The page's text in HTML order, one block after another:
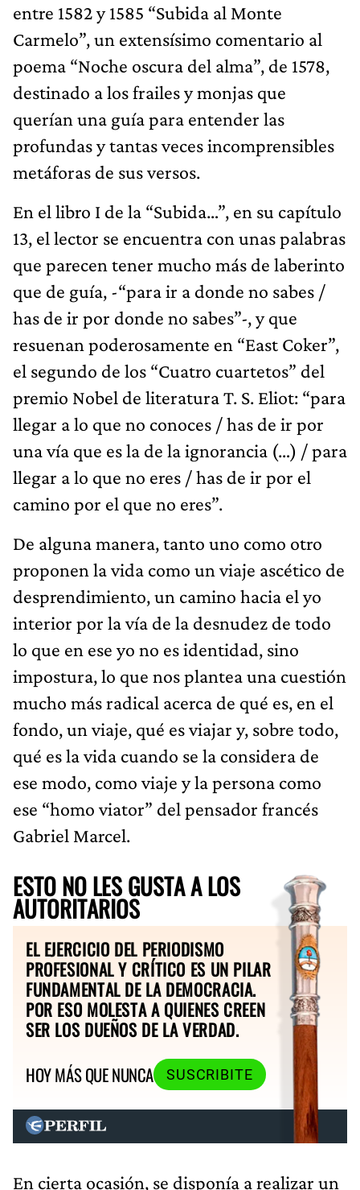
entre 1582 y 1585 “Subida al Monte
Carmelo”, un extensísimo comentario al
poema “Noche oscura del alma”, de 1578,
destinado a los frailes y monjas que
querían una guía para entender las
profundas y tantas veces incomprensibles
metáforas de sus versos.
En el libro I de la “Subida…”, en su capítulo
13, el lector se encuentra con unas palabras
que parecen tener mucho más de laberinto
que de guía, -“para ir a donde no sabes /
has de ir por donde no sabes”-, y que
resuenan poderosamente en “East Coker”,
el segundo de los “Cuatro cuartetos” del
premio Nobel de literatura T. S. Eliot: “para
llegar a lo que no conoces / has de ir por
una vía que es la de la ignorancia (…) / para
llegar a lo que no eres / has de ir por el
camino por el que no eres”.
De alguna manera, tanto uno como otro
proponen la vida como un viaje ascético de
desprendimiento, un camino hacia el yo
interior por la vía de la desnudez de todo
lo que en ese yo no es identidad, sino
impostura, lo que nos plantea una cuestión
mucho más radical acerca de qué es, en el
fondo, un viaje, qué es viajar y, sobre todo,
qué es la vida cuando se la considera de
ese modo, como viaje y la persona como
ese “homo viator” del pensador francés
Gabriel Marcel.
ESTO NO LES GUSTA A LOS
AUTORITARIOS
EL EJERCICIO DEL PERIODISMO
PROFESIONAL Y CRÍTICO ES UN PILAR
FUNDAMENTAL DE LA DEMOCRACIA.
POR ESO MOLESTA A QUIENES CREEN
SER LOS DUEÑOS DE LA VERDAD.
HOY MÁS QUE NUNCA
SUSCRIBITE
En cierta ocasión, se disponía a realizar un